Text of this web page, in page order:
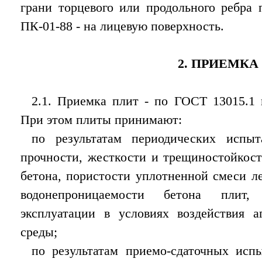
грани торцевого или продольного
ПК-01-88 - на лицевую поверхность.
2. ПРИЕМКА
2.1. Приемка плит - по ГОСТ 13015.1
При этом плиты принимают:
по результатам периодических
прочности, жесткости и
бетона, пористости уплотненной смеси
водонепроницаемости бетона
эксплуатации в условиях воздействия
среды;
по результатам приемо-сдаточных